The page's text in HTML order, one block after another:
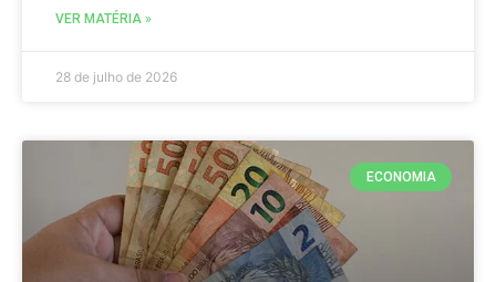
VER MATÉRIA »
28 de julho de 2026
ECONOMIA